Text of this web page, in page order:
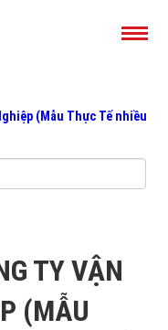
(Mẫu Thực Tế nhiều
TY VẬN
(MẪU